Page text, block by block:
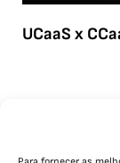
UCaaS x